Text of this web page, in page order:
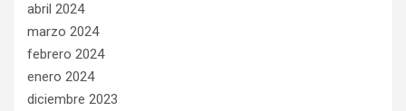
abril 2024
marzo 2024
febrero 2024
enero 2024
diciembre 2023